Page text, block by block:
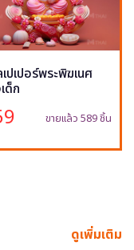
ปเปอร์พระพิฆเนศ
ด็ก
ขายแล้ว 589 ชิ้น
ดูเพิ่มเติม